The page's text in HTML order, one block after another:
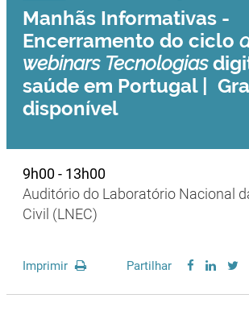
Manhãs Informativas -
Encerramento do ciclo
webinars Tecnologias
saúde em Portugal |
disponível
9h00 - 13h00
Auditório do Laboratório Nacional
Civil (LNEC)
Imprimir Partilhar